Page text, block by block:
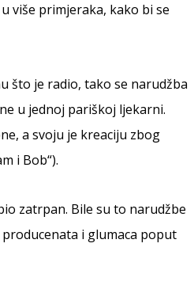
više primjeraka, kako bi se
što je radio, tako se narudžba
u jednoj pariškoj ljekarni.
a svoju je kreaciju zbog
i Bob“).
zatrpan. Bile su to narudžbe
i glumaca poput